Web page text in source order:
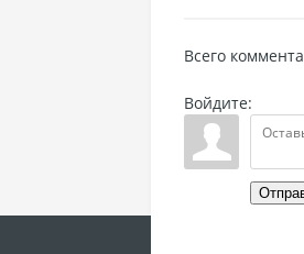
Всего
Войдите: